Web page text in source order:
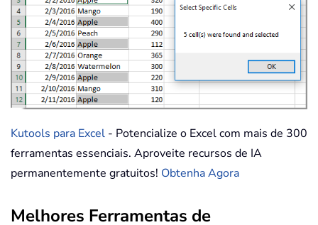
Kutools para Excel - Potencialize o Excel com mais de 300
ferramentas essenciais. Aproveite recursos de IA
permanentemente gratuitos! Obtenha Agora
Melhores Ferramentas de